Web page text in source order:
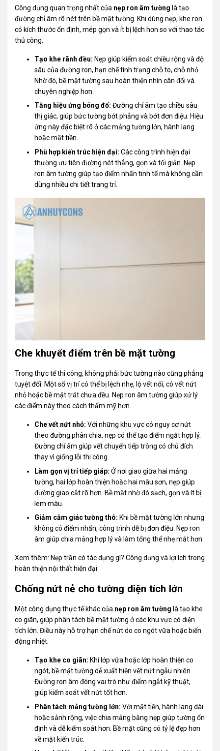
Công dụng quan trọng nhất của nẹp ron âm tường là tạo
đường chỉ âm rõ nét trên bề mặt tường. Khi dùng nẹp, khe ron
có kích thước ổn định, mép gọn và ít bị lệch hơn so với thao tác
thủ công.
Tạo khe rãnh đều: Nẹp giúp kiểm soát chiều rộng và độ
sâu của đường ron, hạn chế tình trạng chỗ to, chỗ nhỏ.
Nhờ đó, bề mặt tường sau hoàn thiện nhìn cân đối và
chuyên nghiệp hơn.
Tăng hiệu ứng bóng đổ: Đường chỉ âm tạo chiều sâu
thị giác, giúp bức tường bớt phẳng và bớt đơn điệu. Hiệu
ứng này đặc biệt rõ ở các mảng tường lớn, hành lang
hoặc mặt tiền.
Phù hợp kiến trúc hiện đại: Các công trình hiện đại
thường ưu tiên đường nét thẳng, gọn và tối giản. Nẹp
ron âm tường giúp tạo điểm nhấn tinh tế mà không cần
dùng nhiều chi tiết trang trí.
Che khuyết điểm trên bề mặt tường
Trong thực tế thi công, không phải bức tường nào cũng phẳng
tuyệt đối. Một số vị trí có thể bị lệch nhẹ, lộ vết nối, có vết nứt
nhỏ hoặc bề mặt trát chưa đều. Nẹp ron âm tường giúp xử lý
các điểm này theo cách thẩm mỹ hơn.
Che vết nứt nhỏ: Với những khu vực có nguy cơ nứt
theo đường phân chia, nẹp có thể tạo điểm ngắt hợp lý.
Đường chỉ âm giúp vết chuyển tiếp trông có chủ đích
thay vì giống lỗi thi công.
Làm gọn vị trí tiếp giáp: Ở nơi giao giữa hai mảng
tường, hai lớp hoàn thiện hoặc hai màu sơn, nẹp giúp
đường giao cắt rõ hơn. Bề mặt nhờ đó sạch, gọn và ít bị
lem màu.
Giảm cảm giác tường thô: Khi bề mặt tường lớn nhưng
không có điểm nhấn, công trình dễ bị đơn điệu. Nẹp ron
âm giúp chia mảng hợp lý và làm tổng thể nhẹ mắt hơn.
Xem thêm: Nẹp trần có tác dụng gì? Công dụng và lợi ích trong
hoàn thiện nội thất hiện đại
Chống nứt nẻ cho tường diện tích lớn
Một công dụng thực tế khác của nẹp ron âm tường là tạo khe
co giãn, giúp phân tách bề mặt tường ở các khu vực có diện
tích lớn. Điều này hỗ trợ hạn chế nứt do co ngót vữa hoặc biến
động nhiệt.
Tạo khe co giãn: Khi lớp vữa hoặc lớp hoàn thiện co
ngót, bề mặt tường dễ xuất hiện vết nứt ngẫu nhiên.
Đường ron âm đóng vai trò như điểm ngắt kỹ thuật,
giúp kiểm soát vết nứt tốt hơn.
Phân tách mảng tường lớn: Với mặt tiền, hành lang dài
hoặc sảnh rộng, việc chia mảng bằng nẹp giúp tường ổn
định và dễ kiểm soát hơn. Bề mặt cũng có tỷ lệ đẹp hơn
về mặt kiến trúc.